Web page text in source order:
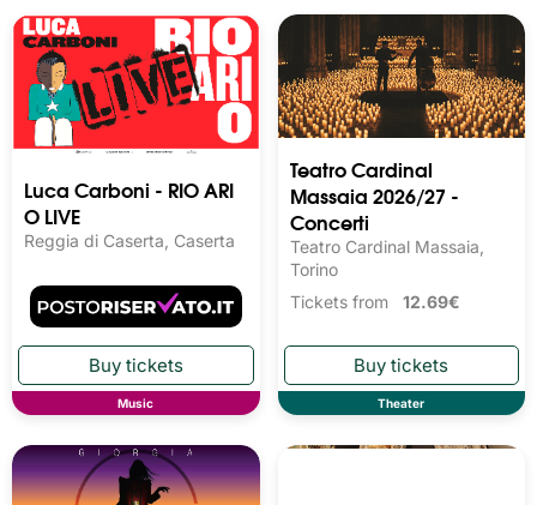
Luca Carboni - RIO ARI
O LIVE
Reggia di Caserta, Caserta
Music
Teatro Cardinal
Massaia 2026/27 -
Concerti
Teatro Cardinal Massaia,
Torino
Tickets from 12.69€
Theater